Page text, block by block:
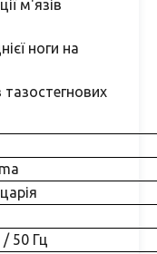
м'язів
ноги на
/ 50 Гц